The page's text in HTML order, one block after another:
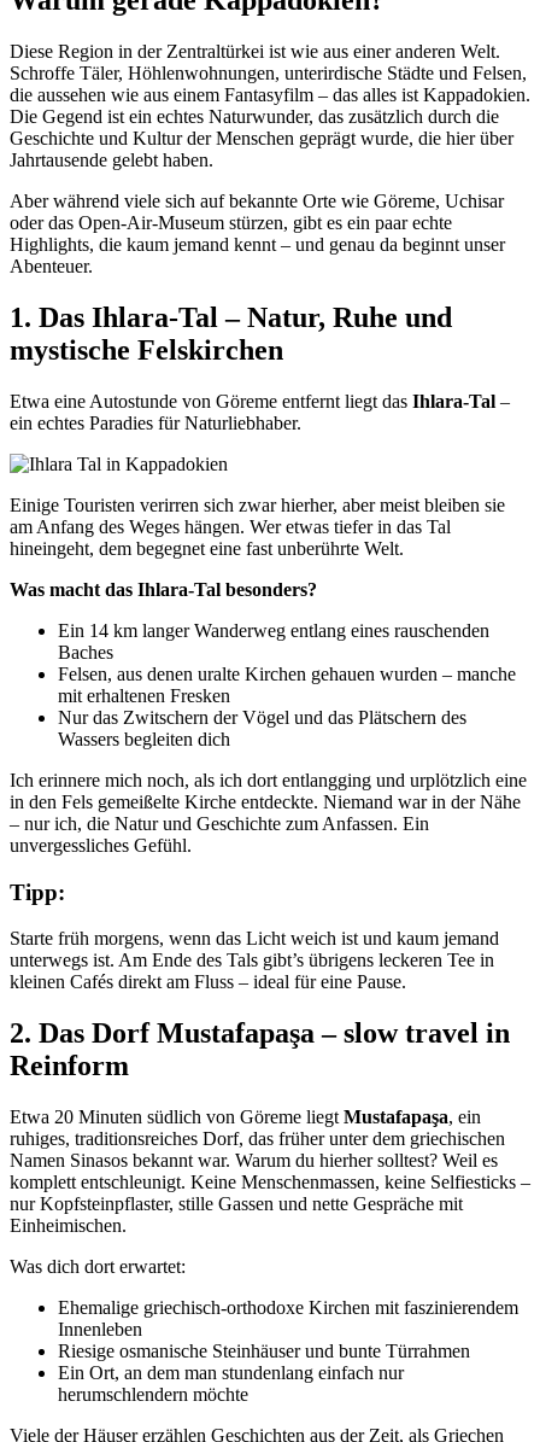
Diese Region in der Zentraltürkei ist wie aus einer anderen Welt.
Schroffe Täler, Höhlenwohnungen, unterirdische Städte und Felsen,
die aussehen wie aus einem Fantasyfilm – das alles ist Kappadokien.
Die Gegend ist ein echtes Naturwunder, das zusätzlich durch die
Geschichte und Kultur der Menschen geprägt wurde, die hier über
Jahrtausende gelebt haben.
Aber während viele sich auf bekannte Orte wie Göreme, Uchisar
oder das Open-Air-Museum stürzen, gibt es ein paar echte
Highlights, die kaum jemand kennt – und genau da beginnt unser
Abenteuer.
1. Das Ihlara-Tal – Natur, Ruhe und
mystische Felskirchen
Etwa eine Autostunde von Göreme entfernt liegt das Ihlara-Tal –
ein echtes Paradies für Naturliebhaber.
Einige Touristen verirren sich zwar hierher, aber meist bleiben sie
am Anfang des Weges hängen. Wer etwas tiefer in das Tal
hineingeht, dem begegnet eine fast unberührte Welt.
Was macht das Ihlara-Tal besonders?
Ein 14 km langer Wanderweg entlang eines rauschenden
Baches
Felsen, aus denen uralte Kirchen gehauen wurden – manche
mit erhaltenen Fresken
Nur das Zwitschern der Vögel und das Plätschern des
Wassers begleiten dich
Ich erinnere mich noch, als ich dort entlangging und urplötzlich eine
in den Fels gemeißelte Kirche entdeckte. Niemand war in der Nähe
– nur ich, die Natur und Geschichte zum Anfassen. Ein
unvergessliches Gefühl.
Tipp:
Starte früh morgens, wenn das Licht weich ist und kaum jemand
unterwegs ist. Am Ende des Tals gibt’s übrigens leckeren Tee in
kleinen Cafés direkt am Fluss – ideal für eine Pause.
2. Das Dorf Mustafapaşa – slow travel in
Reinform
Etwa 20 Minuten südlich von Göreme liegt Mustafapaşa, ein
ruhiges, traditionsreiches Dorf, das früher unter dem griechischen
Namen Sinasos bekannt war. Warum du hierher solltest? Weil es
komplett entschleunigt. Keine Menschenmassen, keine Selfiesticks –
nur Kopfsteinpflaster, stille Gassen und nette Gespräche mit
Einheimischen.
Was dich dort erwartet:
Ehemalige griechisch-orthodoxe Kirchen mit faszinierendem
Innenleben
Riesige osmanische Steinhäuser und bunte Türrahmen
Ein Ort, an dem man stundenlang einfach nur
herumschlendern möchte
Viele der Häuser erzählen Geschichten aus der Zeit, als Griechen